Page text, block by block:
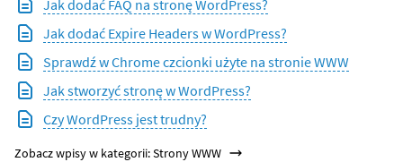
Jak dodać FAQ na stronę WordPress?
Jak dodać Expire Headers w WordPress?
Sprawdź w Chrome czcionki użyte na stronie WWW
Jak stworzyć stronę w WordPress?
Czy WordPress jest trudny?
Zobacz wpisy w kategorii: Strony WWW